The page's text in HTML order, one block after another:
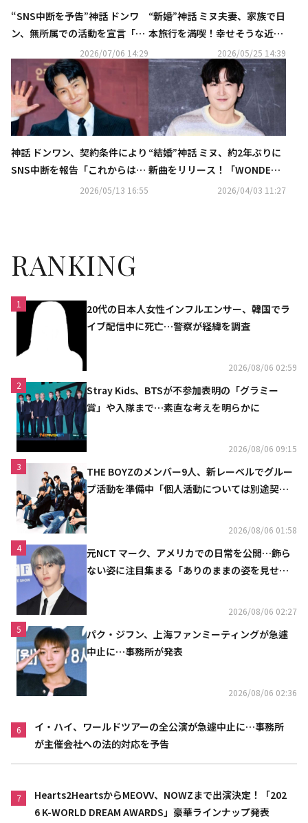
“SNS中断を予告”神話 ドンワ
ン、無所属での活動を宣言「自
分に最も合った方向性」
2026/07/06 14:29
“新婚”神話 ミヌ夫妻、家族で日
本旅行を満喫！幸せそうな近況
2026/05/25 14:39
神話 ドンワン、契約条件により
SNS中断を報告「これからは事
2026/05/13 16:55
“結婚”神話 ミヌ、約2年ぶりに
新曲をリリース！「WONDER
U」を本日サプライズ公開
2026/04/03 11:27
RANKING
1
20代の日本人女性インフルエンサー、韓国でラ
イブ配信中に死亡…警察が経緯を調査
2026/08/06 02:59
2
Stray Kids、BTSが不参加表明の「グラミー
賞」や入隊まで…素直な考えを明らかに
2026/08/06 09:15
3
THE BOYZのメンバー9人、新レーベルでグルー
プ活動を準備中「個人活動については別途契約
2026/08/06 01:58
4
元NCT マーク、アメリカでの日常を公開…飾ら
ない姿に注目集まる「ありのままの姿を見せた
2026/08/06 02:27
5
パク・ジフン、上海ファンミーティングが急遽
中止に…事務所が発表
2026/08/06 02:36
6
イ・ハイ、ワールドツアーの全公演が急遽中止に…事務所
が主催会社への法的対応を予告
7
Hearts2HeartsからMEOVV、NOWZまで出演決定！「202
6 K-WORLD DREAM AWARDS」豪華ラインナップ発表